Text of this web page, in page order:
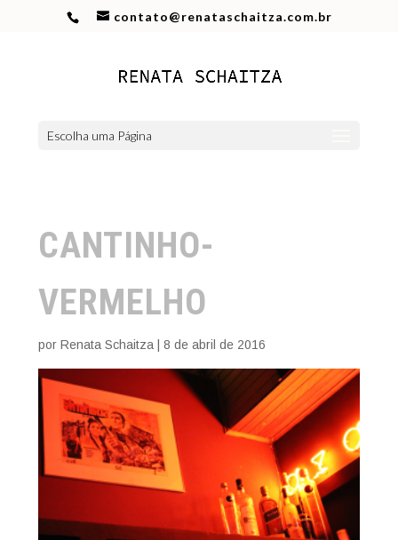
contato@renataschaitza.com.br
Escolha uma Página
CANTINHO-
VERMELHO
por Renata Schaitza| 8 de abril de 2016